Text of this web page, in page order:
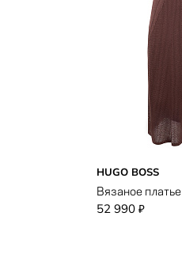
HUGO BOSS
Вязаное платье
52 990 ₽